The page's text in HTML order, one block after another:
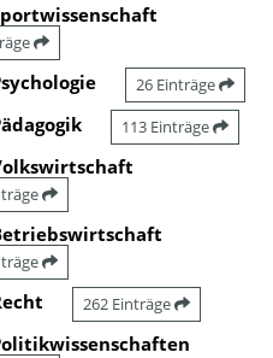
26 Einträge
113 Einträge
262 Einträge